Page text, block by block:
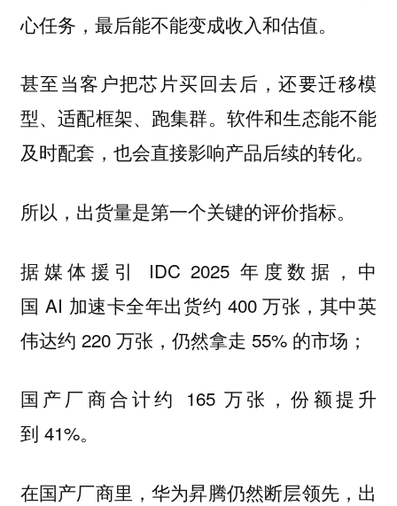
心任务，最后能不能变成收入和估值。
甚至当客户把芯片买回去后，还要迁移模
型、适配框架、跑集群。软件和生态能不能
及时配套，也会直接影响产品后续的转化。
所以，出货量是第一个关键的评价指标。
据媒体援引 IDC 2025 年度数据，中
国 AI 加速卡全年出货约 400 万张，其中英
伟达约 220 万张，仍然拿走 55% 的市场；
国产厂商合计约 165 万张，份额提升
到 41%。
在国产厂商里，华为昇腾仍然断层领先，出